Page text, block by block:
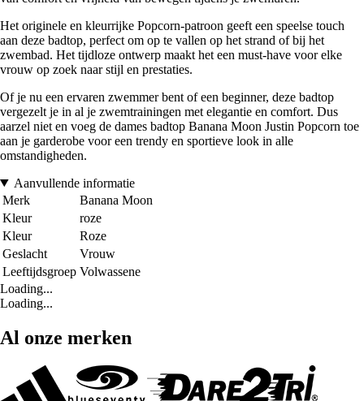
Het originele en kleurrijke Popcorn-patroon geeft een speelse touch
aan deze badtop, perfect om op te vallen op het strand of bij het
zwembad. Het tijdloze ontwerp maakt het een must-have voor elke
vrouw op zoek naar stijl en prestaties.
Of je nu een ervaren zwemmer bent of een beginner, deze badtop
vergezelt je in al je zwemtrainingen met elegantie en comfort. Dus
aarzel niet en voeg de dames badtop Banana Moon Justin Popcorn toe
aan je garderobe voor een trendy en sportieve look in alle
omstandigheden.
Aanvullende informatie
Merk
Banana Moon
Kleur
roze
Kleur
Roze
Geslacht
Vrouw
Leeftijdsgroep Volwassene
Loading...
Loading...
Al onze merken